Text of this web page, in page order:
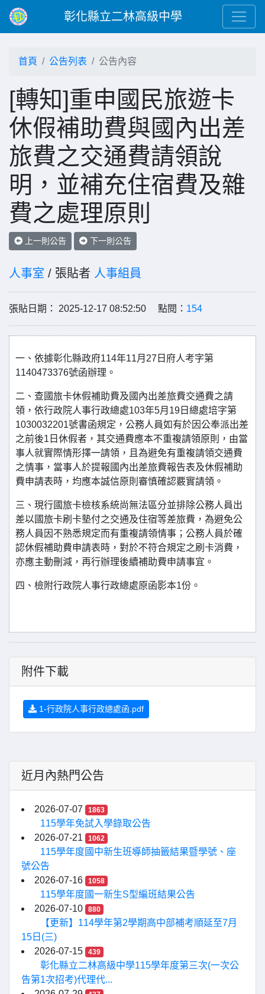
彰化縣立二林高級中學
首頁 公告列表 公告內容
[轉知]重申國民旅遊卡
休假補助費與國內出差
旅費之交通費請領說
明，並補充住宿費及雜
費之處理原則
上一則公告 下一則公告
人事室 / 張貼者 人事組員
張貼日期： 2025-12-17 08:52:50 點閱： 154
一、依據彰化縣政府114年11月27日府人考字第
1140473376號函辦理。
二、查國旅卡休假補助費及國內出差旅費交通費之請
領，依行政院人事行政總處103年5月19日總處培字第
1030032201號書函規定，公務人員如有於因公奉派出差
之前後1日休假者，其交通費應本不重複請領原則，由當
事人就實際情形擇一請領，且為避免有重複請領交通費
之情事，當事人於提報國內出差旅費報告表及休假補助
費申請表時，均應本誠信原則審慎確認覈實請領。
三、現行國旅卡檢核系統尚無法區分並排除公務人員出
差以國旅卡刷卡墊付之交通及住宿等差旅費，為避免公
務人員因不熟悉規定而有重複請領情事；公務人員於確
認休假補助費申請表時，對於不符合規定之刷卡消費，
亦應主動刪減，再行辦理後續補助費申請事宜。
四、檢附行政院人事行政總處原函影本1份。
附件下載
1-行政院人事行政總處函.pdf
近月內熱門公告
2026-07-07 1863
115學年免試入學錄取公告
2026-07-21
1062
115學年度國中新生班導師抽籤結果暨學號、座
號公告
2026-07-16
1058
115學年度國一新生S型編班結果公告
2026-07-10
880
【更新】114學年第2學期高中部補考順延至7月
15日(三)
2026-07-15
439
彰化縣立二林高級中學115學年度第三次(一次公
告第1次招考)代理代...